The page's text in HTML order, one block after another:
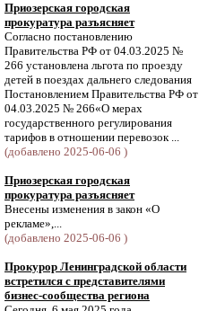
Приозерская городская
прокуратура разъясняет
Согласно постановлению
Правительства РФ от 04.03.2025 №
266 установлена льгота по проезду
детей в поездах дальнего следования
Постановлением Правительства РФ от
04.03.2025 № 266«О мерах
государственного регулирования
тарифов в отношении перевозок ...
(добавлено 2025-06-06 )
Приозерская городская
прокуратура разъясняет
Внесены изменения в закон «О
рекламе»,...
(добавлено 2025-06-06 )
Прокурор Ленинградской области
встретился с представителями
бизнес-сообщества региона